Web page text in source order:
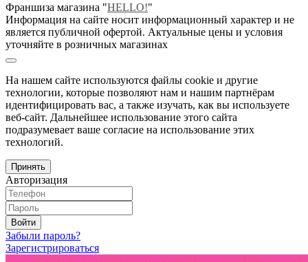
Франшиза магазина "HELLO!"
Информация на сайте носит информационный характер и не
является публичной офертой. Актуальные цены и условия
уточняйте в розничных магазинах
На нашем сайте используются файлы cookie и другие
технологии, которые позволяют нам и нашим партнёрам
идентифицировать вас, а также изучать, как вы используете
веб-сайт. Дальнейшее использование этого сайта
подразумевает ваше согласие на использование этих
технологий.
Принять
Авторизация
Войти
Забыли пароль?
Зарегистрироваться